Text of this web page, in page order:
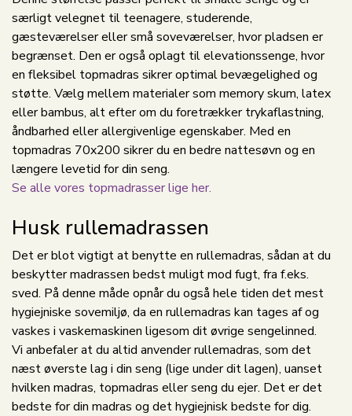
særligt velegnet til teenagere, studerende,
gæsteværelser eller små soveværelser, hvor pladsen er
begrænset. Den er også oplagt til elevationssenge, hvor
en fleksibel topmadras sikrer optimal bevægelighed og
støtte. Vælg mellem materialer som memory skum, latex
eller bambus, alt efter om du foretrækker trykaflastning,
åndbarhed eller allergivenlige egenskaber. Med en
topmadras 70x200 sikrer du en bedre nattesøvn og en
længere levetid for din seng.
Se alle vores topmadrasser lige her.
Husk rullemadrassen
Det er blot vigtigt at benytte en rullemadras, sådan at du
beskytter madrassen bedst muligt mod fugt, fra f.eks.
sved. På denne måde opnår du også hele tiden det mest
hygiejniske sovemiljø, da en rullemadras kan tages af og
vaskes i vaskemaskinen ligesom dit øvrige sengelinned.
Vi anbefaler at du altid anvender rullemadras, som det
næst øverste lag i din seng (lige under dit lagen), uanset
hvilken madras, topmadras eller seng du ejer. Det er det
bedste for din madras og det hygiejnisk bedste for dig.